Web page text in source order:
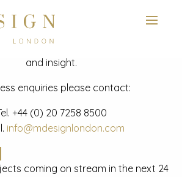
News
project and advisory news
and insight.
enquiries please contact:
+44 (0) 20 7258 8500
info@mdesignlondon.com
coming on stream in the next 24